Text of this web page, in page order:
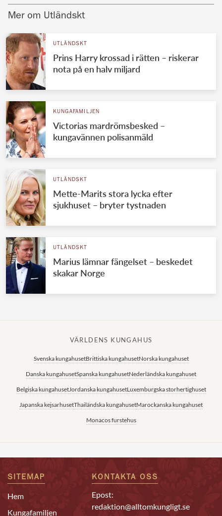
Mer om Utländskt
UTLÄNDSKT
Prins Harry krossad i rätten – riskerar
nota på en halv miljard
KUNGAFAMILJEN
Victorias mardrömsbesked –
kungavännen polisanmäld
UTLÄNDSKT
Mette-Marits stora lycka efter
sjukhuset – bryter tystnaden
UTLÄNDSKT
Marius lämnar fängelset – beskedet
skakar Norge
VÄRLDENS KUNGAHUS
Svenska kungahusetBrittiska kungahusetNorska kungahuset
Danska kungahusetSpanska kungahusetNederländska kungahuset
Belgiska kungahusetJordanska kungahusetLuxemburgska storhertighuset
Japanska kejsarhusetThailändska kungahusetMarockanska kungahuset
Monacos furstehus
SITEMAP
Hem
Kungafamiljen
KONTAKTA OSS
Epost:
redaktion@alltomkungligt.se